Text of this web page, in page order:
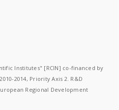
Institutes" [RCIN] co-financed by
2014, Priority Axis 2. R&D
Regional Development